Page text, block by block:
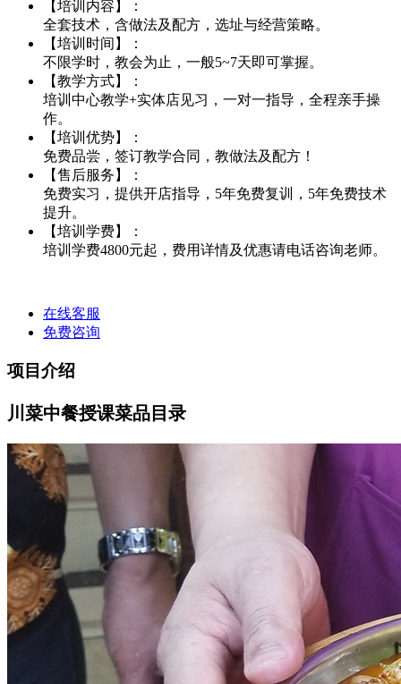
【培训内容】：
全套技术，含做法及配方，选址与经营策略。
【培训时间】：
不限学时，教会为止，一般5~7天即可掌握。
【教学方式】：
培训中心教学+实体店见习，一对一指导，全程亲手操
作。
【培训优势】：
免费品尝，签订教学合同，教做法及配方！
【售后服务】：
免费实习，提供开店指导，5年免费复训，5年免费技术
提升。
【培训学费】：
培训学费4800元起，费用详情及优惠请电话咨询老师。
在线客服
免费咨询
项目介绍
川菜中餐授课菜品目录